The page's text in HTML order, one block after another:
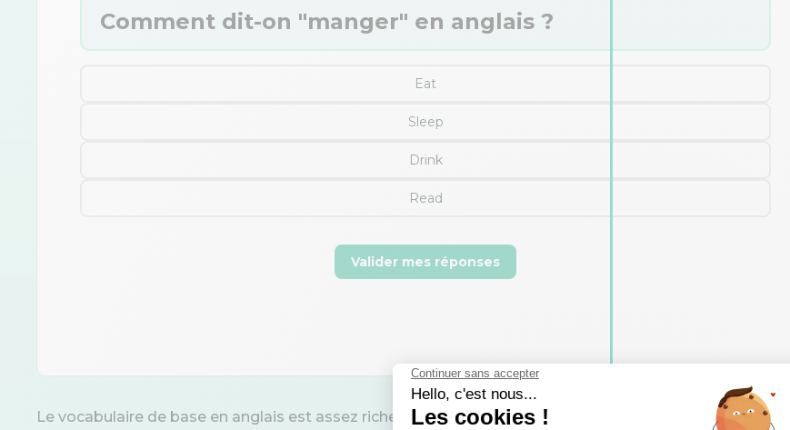
Comment dit-on "manger" en anglais ?
Eat
Sleep
Drink
Read
Valider mes réponses
Le vocabulaire de base en anglais est assez riche. Continuez de l'apprendre régulièrement, et entraînez-